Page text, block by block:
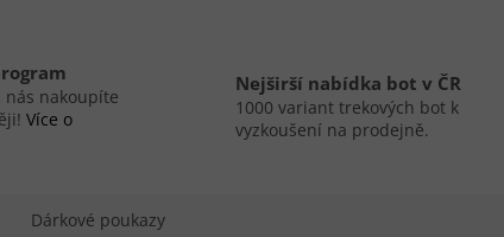
nás nakoupíte
Více o
Nejširší nabídka bot v ČR
1000 variant trekových bot k
vyzkoušení na prodejně.
Dárkové poukazy